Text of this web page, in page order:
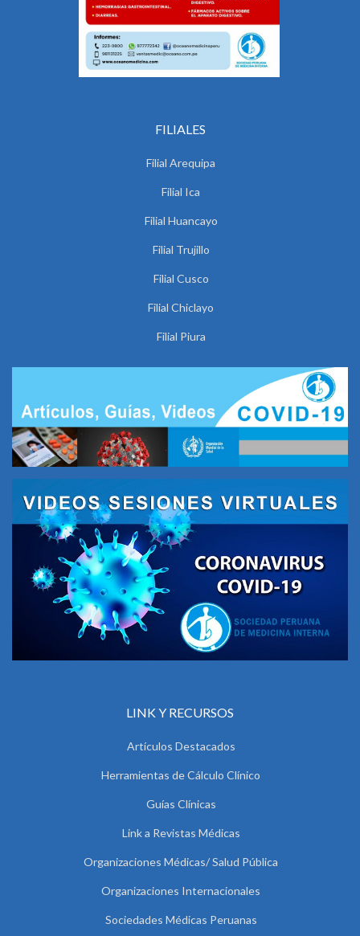
FILIALES
Filial Arequipa
Filial Ica
Filial Huancayo
Filial Trujillo
Filial Cusco
Filial Chiclayo
Filial Piura
LINK Y RECURSOS
Artículos Destacados
Herramientas de Cálculo Clínico
Guías Clínicas
Link a Revistas Médicas
Organizaciones Médicas/ Salud Pública
Organizaciones Internacionales
Sociedades Médicas Peruanas